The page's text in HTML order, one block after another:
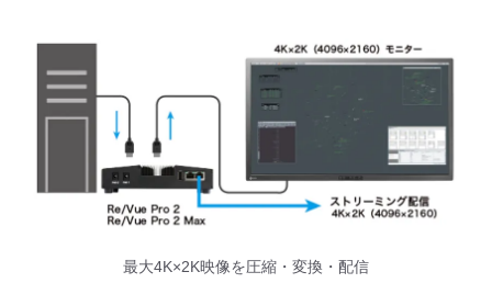
最大4K×2K映像を圧縮・変換・配信